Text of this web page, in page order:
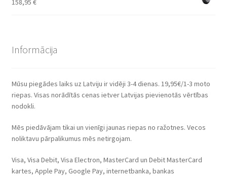
158,95 €
Informācija
Mūsu piegādes laiks uz Latviju ir vidēji 3-4 dienas. 19,95€/1-3 moto
riepas. Visas norādītās cenas ietver Latvijas pievienotās vērtības
nodokli.
Mēs piedāvājam tikai un vienīgi jaunas riepas no ražotnes. Vecos
noliktavu pārpalikumus mēs netirgojam.
Visa, Visa Debit, Visa Electron, MasterCard un Debit MasterCard
kartes, Apple Pay, Google Pay, internetbanka, bankas